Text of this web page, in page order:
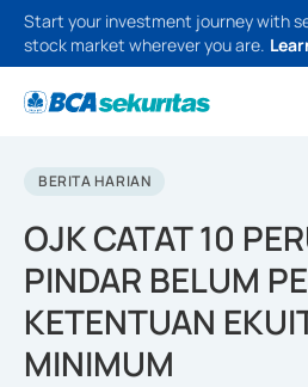
Start your investment journey with
stock market wherever you are.
BERITA HARIAN
OJK CATAT 10
PINDAR BELUM
KETENTUAN
MINIMUM